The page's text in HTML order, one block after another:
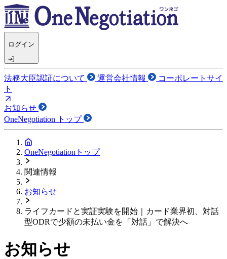
ログイン
法務大臣認証について 運営会社情報
コーポレートサイ
ト
お知らせ
OneNegotiation トップ
OneNegotiationトップ
関連情報
お知らせ
ライフカードと実証実験を開始｜カード業界初、対話
型ODRで少額の未払い金を「対話」で解決へ
お知らせ